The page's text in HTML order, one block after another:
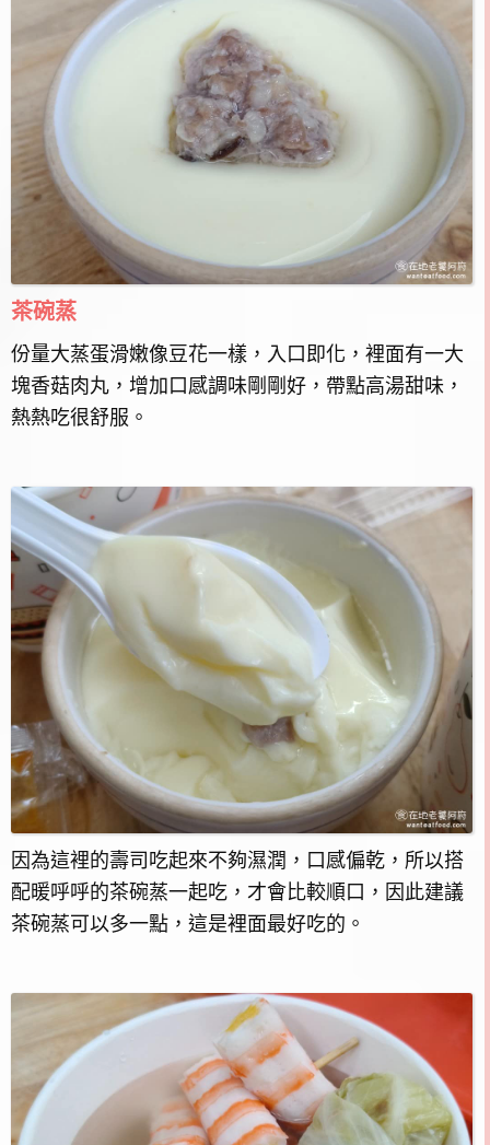
茶碗蒸
份量大蒸蛋滑嫩像豆花一樣，入口即化，裡面有一大
塊香菇肉丸，增加口感調味剛剛好，帶點高湯甜味，
熱熱吃很舒服。
因為這裡的壽司吃起來不夠濕潤，口感偏乾，所以搭
配暖呼呼的茶碗蒸一起吃，才會比較順口，因此建議
茶碗蒸可以多一點，這是裡面最好吃的。